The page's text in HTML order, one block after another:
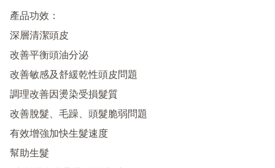
產品功效：
深層清潔頭皮
改善平衡頭油分泌
改善敏感及舒緩乾性頭皮問題
調理改善因燙染受損髮質
改善脫髮、毛躁、頭髮脆弱問題
有效增強加快生髮速度
幫助生髮